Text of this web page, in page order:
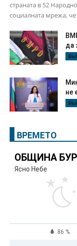
страната в 52
социалната мрежа,
да
не
ВРЕМЕТО
ОБЩИНА
Ясно Небе
86 %